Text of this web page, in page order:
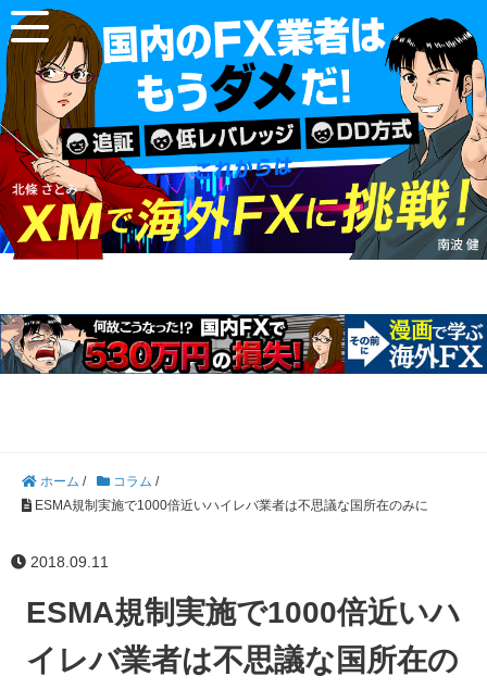
ホーム / コラム /
ESMA規制実施で1000倍近いハイレバ業者は不思議な国所在のみに
2018.09.11
ESMA規制実施で1000倍近いハ
イレバ業者は不思議な国所在の